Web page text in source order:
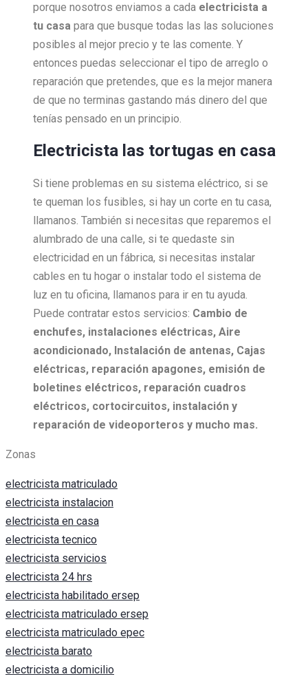
porque nosotros enviamos a cada electricista a
tu casa para que busque todas las las soluciones
posibles al mejor precio y te las comente. Y
entonces puedas seleccionar el tipo de arreglo o
reparación que pretendes, que es la mejor manera
de que no terminas gastando más dinero del que
tenías pensado en un principio.
Electricista las tortugas en casa
Si tiene problemas en su sistema eléctrico, si se
te queman los fusibles, si hay un corte en tu casa,
llamanos. También si necesitas que reparemos el
alumbrado de una calle, si te quedaste sin
electricidad en un fábrica, si necesitas instalar
cables en tu hogar o instalar todo el sistema de
luz en tu oficina, llamanos para ir en tu ayuda.
Puede contratar estos servicios: Cambio de
enchufes, instalaciones eléctricas, Aire
acondicionado, Instalación de antenas, Cajas
eléctricas, reparación apagones, emisión de
boletines eléctricos, reparación cuadros
eléctricos, cortocircuitos, instalación y
reparación de videoporteros y mucho mas.
Zonas
electricista matriculado
electricista instalacion
electricista en casa
electricista tecnico
electricista servicios
electricista 24 hrs
electricista habilitado ersep
electricista matriculado ersep
electricista matriculado epec
electricista barato
electricista a domicilio